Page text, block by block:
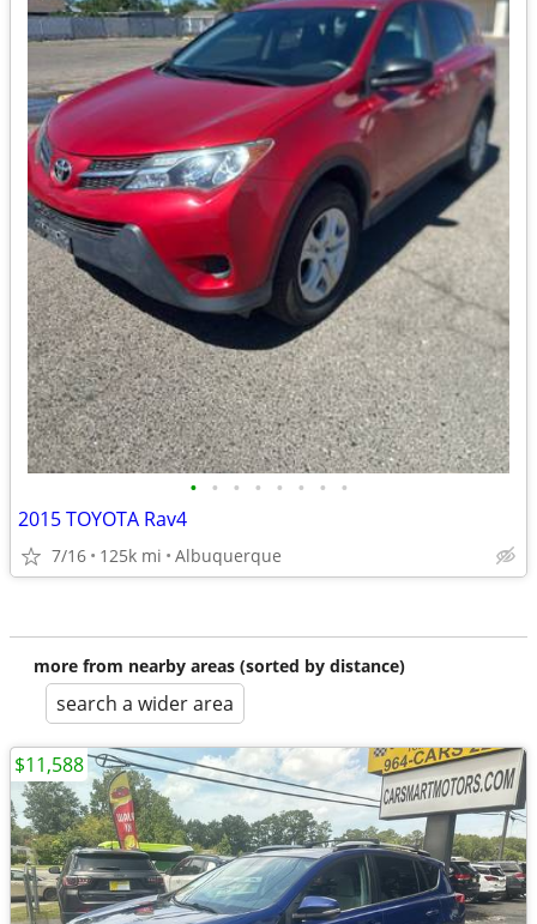
• • • • • • • •
2015 TOYOTA Rav4
7/16 125k mi Albuquerque
more from nearby areas (sorted by distance)
search a wider area
$11,588